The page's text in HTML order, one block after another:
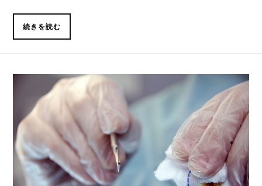
続きを読む